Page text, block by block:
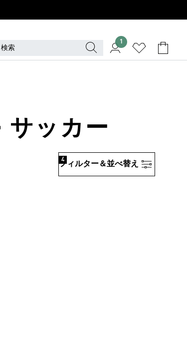
1
サッカー
フィルター＆並べ替え
4